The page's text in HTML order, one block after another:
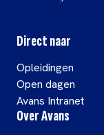
Direct naar
Opleidingen
Open dagen
Avans Intranet
Over Avans